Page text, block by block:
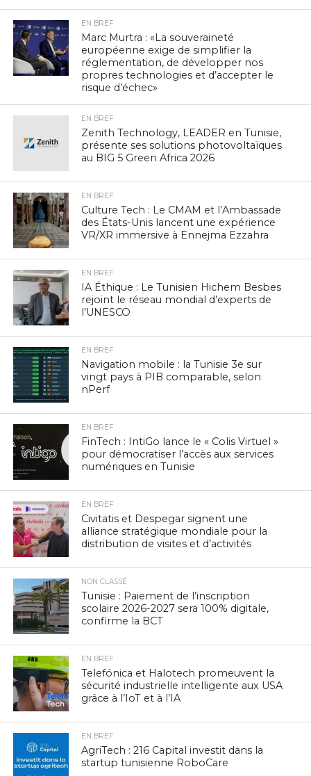
EN BREF
Marc Murtra : «La souveraineté
européenne exige de simplifier la
réglementation, de développer nos
propres technologies et d’accepter le
risque d’échec»
EN BREF
Zenith Technology, LEADER en Tunisie,
présente ses solutions photovoltaïques
au BIG 5 Green Africa 2026
EN BREF
Culture Tech : Le CMAM et l’Ambassade
des États-Unis lancent une expérience
VR/XR immersive à Ennejma Ezzahra
EN BREF
IA Éthique : Le Tunisien Hichem Besbes
rejoint le réseau mondial d’experts de
l’UNESCO
EN BREF
Navigation mobile : la Tunisie 3e sur
vingt pays à PIB comparable, selon
nPerf
EN BREF
FinTech : IntiGo lance le « Colis Virtuel »
pour démocratiser l’accès aux services
numériques en Tunisie
EN BREF
Civitatis et Despegar signent une
alliance stratégique mondiale pour la
distribution de visites et d’activités
NON CLASSÉ
Tunisie : Paiement de l’inscription
scolaire 2026-2027 sera 100% digitale,
confirme la BCT
EN BREF
Telefónica et Halotech promeuvent la
sécurité industrielle intelligente aux USA
grâce à l’IoT et à l’IA
EN BREF
AgriTech : 216 Capital investit dans la
startup tunisienne RoboCare